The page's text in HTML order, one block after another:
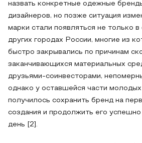
назвать конкретные одежные
дизайнеров, но позже ситуация
марки стали появляться не только в
других городах России, многие из
быстро закрывались по причинам
заканчивающихся материальных
друзьями-соинвесторами,
однако у оставшейся части
получилось сохранить бренд на
создания и продолжить его успешно
день [2].